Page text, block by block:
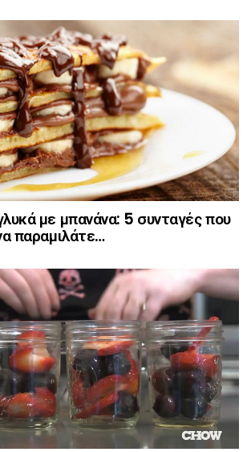
με μπανάνα: 5 συνταγές που
παραμιλάτε…